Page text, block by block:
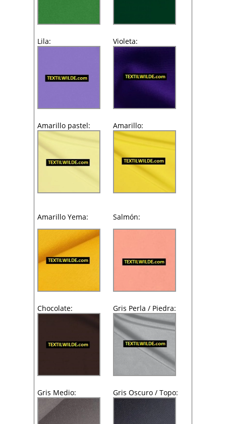
Lila: Violeta:
Amarillo pastel: Amarillo:
Amarillo Yema: Salmón:
Chocolate: Gris Perla / Piedra:
Gris Medio: Gris Oscuro / Topo: